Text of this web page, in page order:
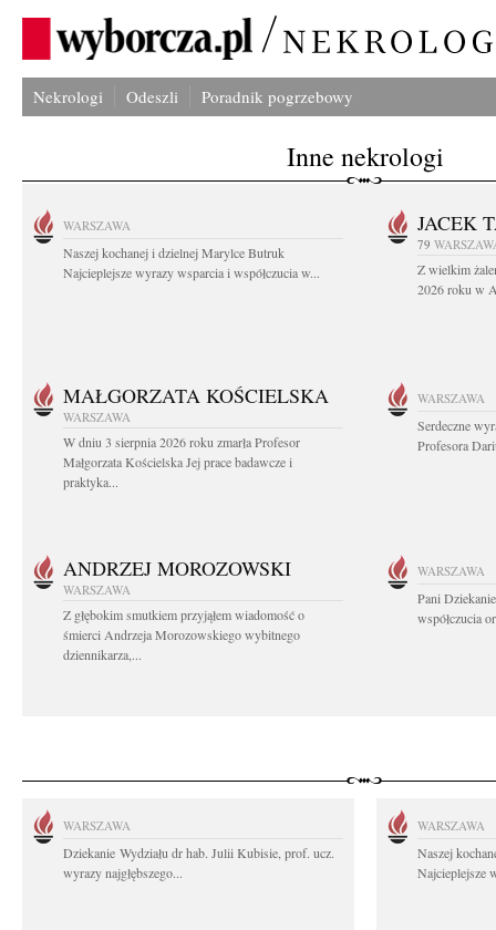
Nekrologi Odeszli Poradnik pogrzebowy
Inne nekrologi
WARSZAWA
Naszej kochanej i dzielnej Marylce Butruk
Najcieplejsze wyrazy wsparcia i współczucia w...
JACEK
79
Z wielkim
2026 roku w
MAŁGORZATA KOŚCIELSKA
WARSZAWA
W dniu 3 sierpnia 2026 roku zmarła Profesor
Małgorzata Kościelska Jej prace badawcze i
praktyka...
WARSZAWA
Serdeczne
Profesora
ANDRZEJ MOROZOWSKI
WARSZAWA
Z głębokim smutkiem przyjąłem wiadomość o
śmierci Andrzeja Morozowskiego wybitnego
dziennikarza,...
WARSZAWA
Pani
współczucia
WARSZAWA
Dziekanie Wydziału dr hab. Julii Kubisie, prof. ucz.
wyrazy najgłębszego...
WARSZAWA
Naszej
Najcieplejsze